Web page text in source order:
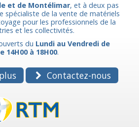
et de Montélimar, et à deux pas
spécialiste de la vente de matériels
pour les professionnels de la
et les collectivités.
du Lundi au Vendredi de
14H00 à 18H00.
Contactez-nous